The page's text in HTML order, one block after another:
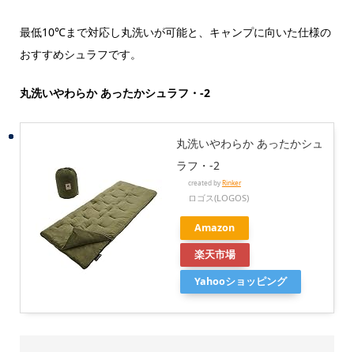
最低10℃まで対応し丸洗いが可能と、キャンプに向いた仕様の
おすすめシュラフです。
丸洗いやわらか あったかシュラフ・-2
丸洗いやわらか あったかシュ
ラフ・-2
created byRinker
ロゴス(LOGOS)
Amazon
楽天市場
Yahooショッピング